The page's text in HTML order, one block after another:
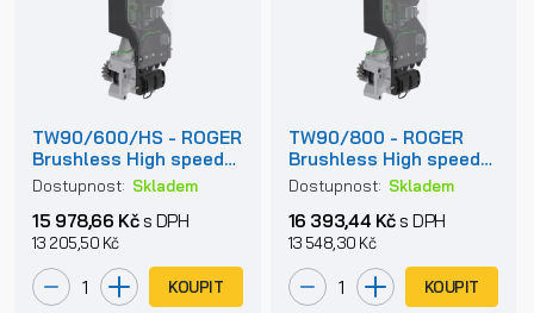
TW90/600/HS - ROGER
Brushless High speed
pohony posuvných bran
do 600kg
Dostupnost: Skladem
15 978,66 Kčs DPH
13 205,50 Kč
KOUPIT
TW90/800 - ROGER
Brushless High speed
pohony posuvných bran
do 800kg
Dostupnost: Skladem
16 393,44 Kčs DPH
13 548,30 Kč
KOUPIT